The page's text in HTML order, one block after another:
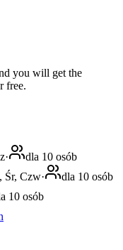
you will get the
free.
·
dla 10 osób
Śr, Czw·
dla 10 osób
10 osób